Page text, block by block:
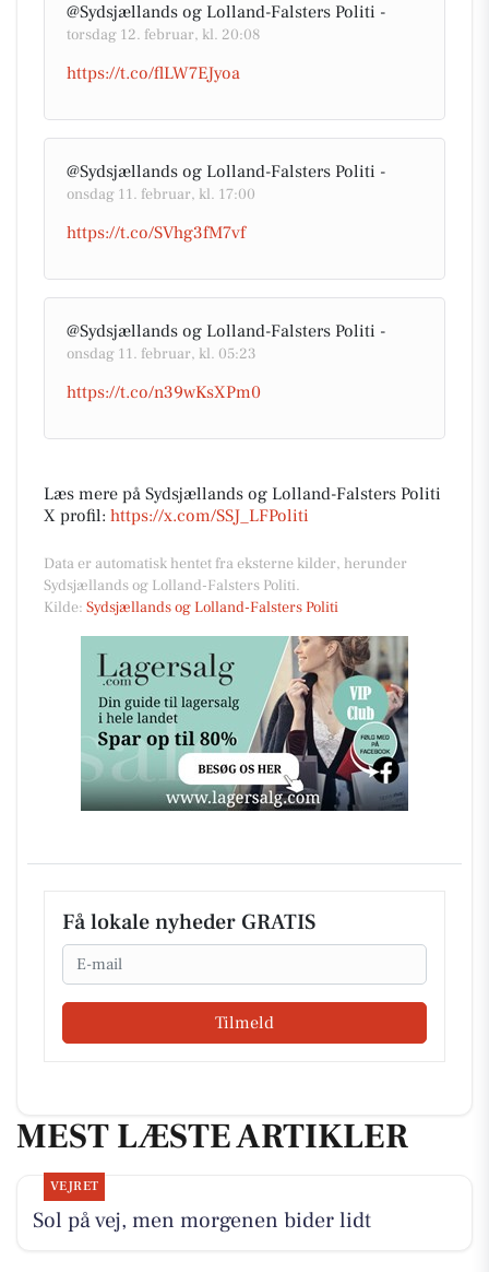
@Sydsjællands og Lolland-Falsters Politi -
torsdag 12. februar, kl. 20:08
https://t.co/flLW7EJyoa
@Sydsjællands og Lolland-Falsters Politi -
onsdag 11. februar, kl. 17:00
https://t.co/SVhg3fM7vf
@Sydsjællands og Lolland-Falsters Politi -
onsdag 11. februar, kl. 05:23
https://t.co/n39wKsXPm0
Læs mere på Sydsjællands og Lolland-Falsters Politi
X profil: https://x.com/SSJ_LFPoliti
Data er automatisk hentet fra eksterne kilder, herunder
Sydsjællands og Lolland-Falsters Politi.
Kilde: Sydsjællands og Lolland-Falsters Politi
Få lokale nyheder GRATIS
Email
Tilmeld
MEST LÆSTE ARTIKLER
VEJRET
Sol på vej, men morgenen bider lidt